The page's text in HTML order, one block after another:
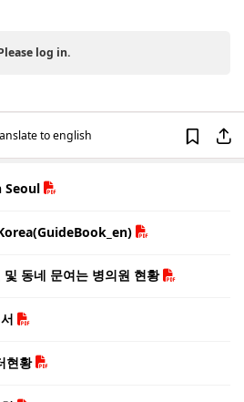
log in.
to english
Seoul
및 동네 문여는 병의원 현황
현황